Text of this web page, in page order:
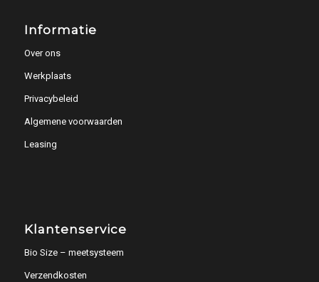
Informatie
Over ons
Werkplaats
Privacybeleid
Algemene voorwaarden
Leasing
Klantenservice
Bio Size – meetsysteem
Verzendkosten